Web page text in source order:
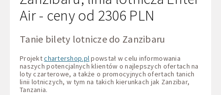
Air - ceny od 2306 PLN
Tanie bilety lotnicze do Zanzibaru
Projektchartershop.plpowstał w celu informowania
naszych potencjalnych klientów o najlepszych ofertach na
loty czarterowe, a także o promocyjnych ofertach tanich
linii lotniczych, w tym na takich kierunkach jak Zanzibar,
Tanzania.